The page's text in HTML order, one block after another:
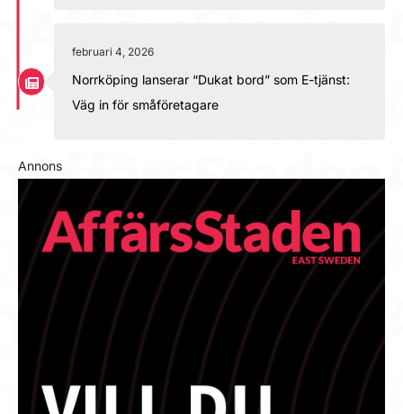
februari 4, 2026
Norrköping lanserar “Dukat bord” som E-tjänst:
Väg in för småföretagare
Annons